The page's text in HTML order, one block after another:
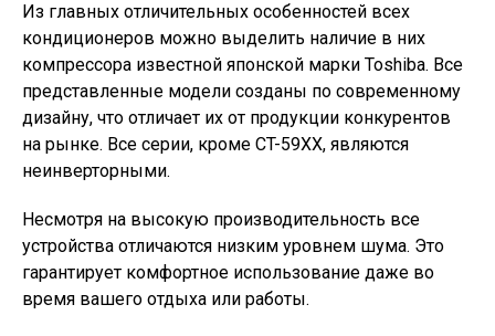
Из главных отличительных особенностей всех
кондиционеров можно выделить наличие в них
компрессора известной японской марки Toshiba. Все
представленные модели созданы по современному
дизайну, что отличает их от продукции конкурентов
на рынке. Все серии, кроме CT-59XX, являются
неинверторными.
Несмотря на высокую производительность все
устройства отличаются низким уровнем шума. Это
гарантирует комфортное использование даже во
время вашего отдыха или работы.